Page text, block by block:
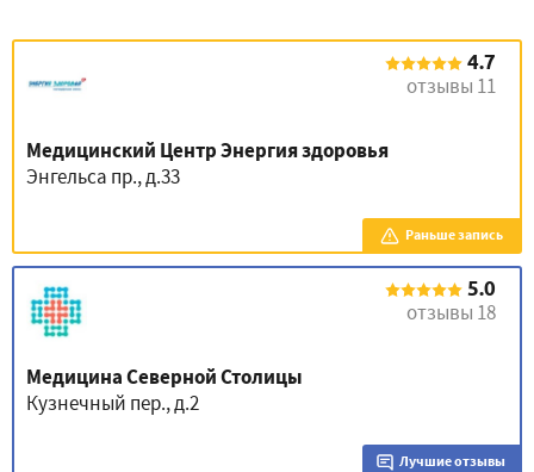
4.7
отзывы 11
Медицинский Центр Энергия здоровья
Энгельса пр., д.33
Раньше запись
5.0
отзывы 18
Медицина Северной Столицы
Кузнечный пер., д.2
Лучшие отзывы